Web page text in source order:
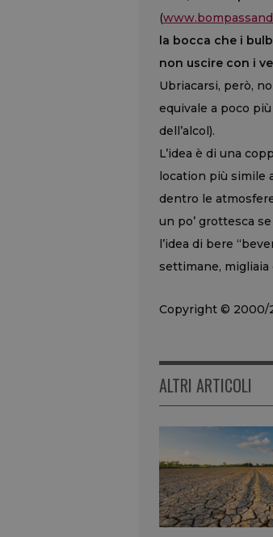
(
la bocca che i
non uscire con i
Ubriacarsi, però,
equivale a poco
dell’alcol).
L’idea è di una
location più simile
dentro le
un po’ grottesca
l’idea di bere
settimane, migliaia
Copyright © 2000/
ALTRI ARTICOLI